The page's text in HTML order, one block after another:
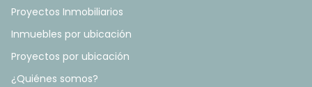
Proyectos Inmobiliarios
Inmuebles por ubicación
Proyectos por ubicación
¿Quiénes somos?